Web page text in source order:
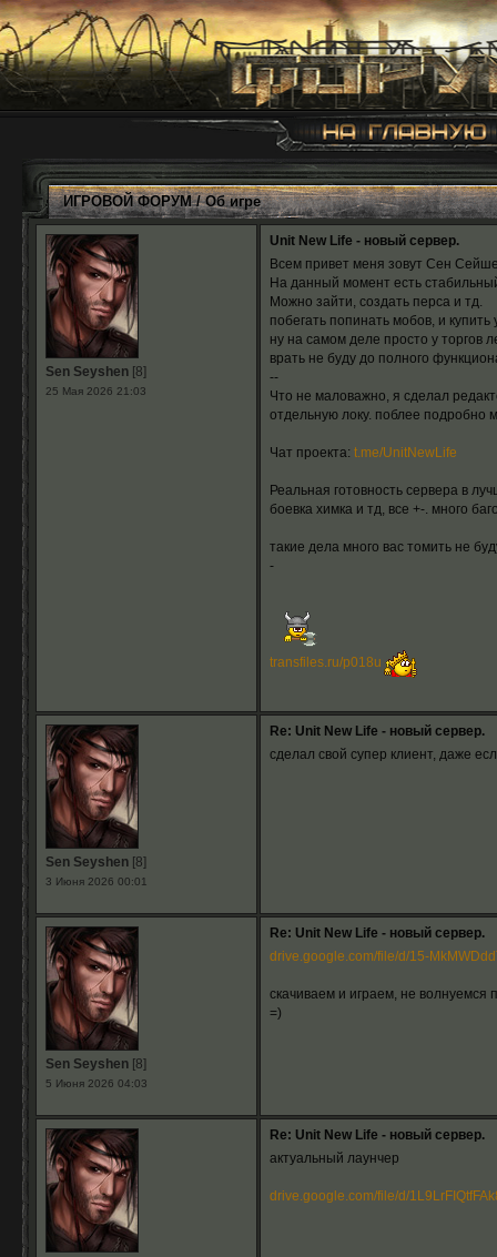
ИГРОВОЙ ФОРУМ/Об игре
Sen Seyshen[8]
25 Мая 2026 21:03
Unit New Life - новый сервер.
Всем привет меня зовут Сен
На данный момент есть
Можно зайти, создать перса и тд.
побегать попинать мобов, и
ну на самом деле просто у торгов
врать не буду до полного
--
Что не маловажно, я сделал
отдельную локу. поблее подробно
Чат проекта: t.me/UnitNewLife
Реальная готовность сервера в
боевка химка и тд, все +-. много
такие дела много вас томить не
-
transfiles.ru/p018u
Sen Seyshen[8]
3 Июня 2026 00:01
Re: Unit New Life - новый сервер.
сделал свой супер клиент, даже
Sen Seyshen[8]
5 Июня 2026 04:03
Re: Unit New Life - новый сервер.
drive.google.com/file/d/15-
скачиваем и играем, не волнуемся
=)
Re: Unit New Life - новый сервер.
актуальный лаунчер
drive.google.com/file/d/